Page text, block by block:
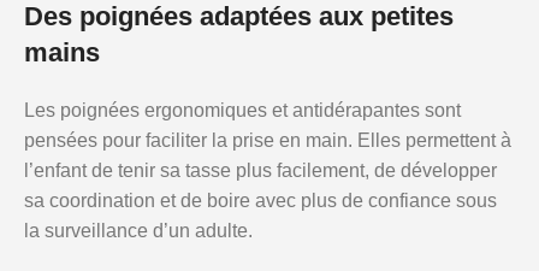
Des poignées adaptées aux petites
mains
Les poignées ergonomiques et antidérapantes sont
pensées pour faciliter la prise en main. Elles permettent à
l’enfant de tenir sa tasse plus facilement, de développer
sa coordination et de boire avec plus de confiance sous
la surveillance d’un adulte.